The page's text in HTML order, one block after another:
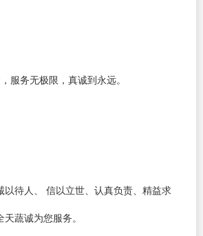
服务无极限，真诚到永远。
待人、 信以立世、认真负责、精益求
蔬诚为您服务。